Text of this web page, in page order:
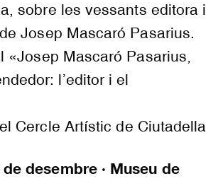
sobre les vessants editora i
Josep Mascaró Pasarius.
«Josep Mascaró Pasarius,
l’editor i el
Cercle Artístic de Ciutadella
desembre · Museu de